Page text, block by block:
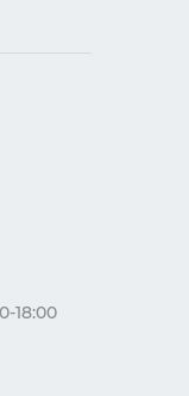
18:00